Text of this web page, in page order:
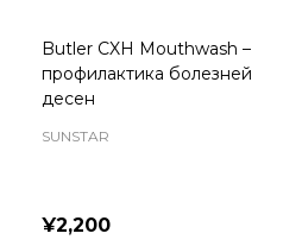
Butler CXH Mouthwash –
профилактика болезней
десен
SUNSTAR
¥2,200